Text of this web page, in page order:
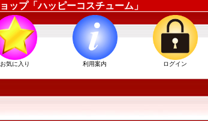
ップ「ハッピーコスチューム」
お気に入り 利用案内 ログイン